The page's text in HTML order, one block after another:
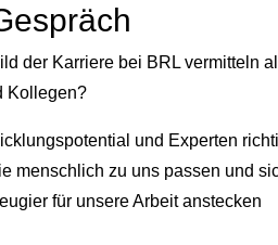
der Karriere bei BRL vermitteln
Kollegen?
und Experten
menschlich zu uns passen und
für unsere Arbeit anstecken